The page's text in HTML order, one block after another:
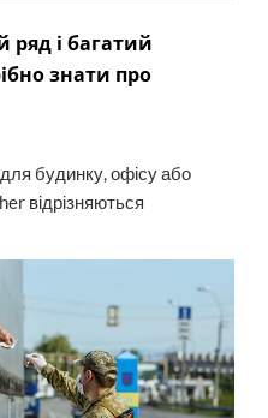
і багатий
знати про
будинку, офісу або
відрізняються